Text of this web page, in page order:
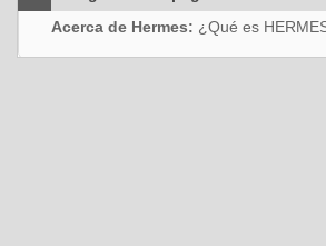
Acerca de Hermes: ¿Qué es